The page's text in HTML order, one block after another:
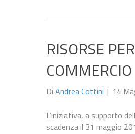
RISORSE
Di Andrea Cottini | 14
L’iniziativa, a supporto
scadenza il 31 maggio